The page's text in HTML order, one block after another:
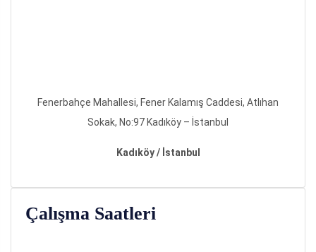
Fenerbahçe Mahallesi, Fener Kalamış Caddesi, Atlıhan
Sokak, No:97 Kadıköy – İstanbul
Kadıköy / İstanbul
Çalışma Saatleri